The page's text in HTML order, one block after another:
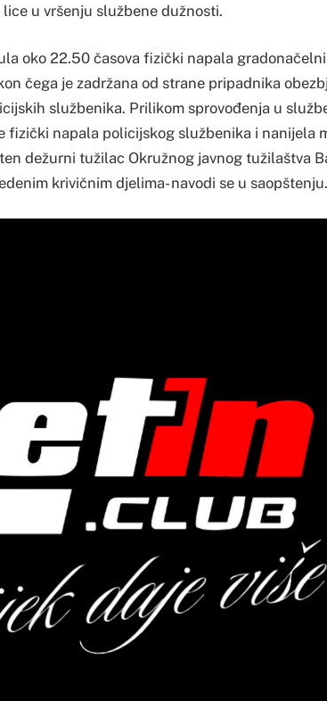
u vršenju službene dužnosti.
oko 22.50 časova fizički napala
čega je zadržana od strane pripadnika
službenika. Prilikom sprovođenja u
fizički napala policijskog službenika i nanijela
dežurni tužilac Okružnog javnog tužilaštva
krivičnim djelima- navodi se u saopštenju.